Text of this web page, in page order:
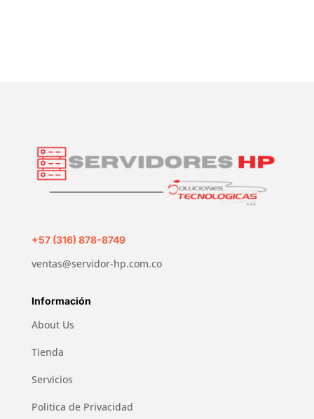
+57 (316) 878-8749
ventas@servidor-hp.com.co
Información
About Us
Tienda
Servicios
Politica de Privacidad